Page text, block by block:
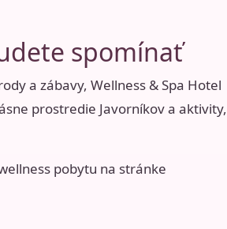
spomínať
a zábavy, Wellness & Spa Hotel
prostredie Javorníkov a aktivity,
pobytu na stránke